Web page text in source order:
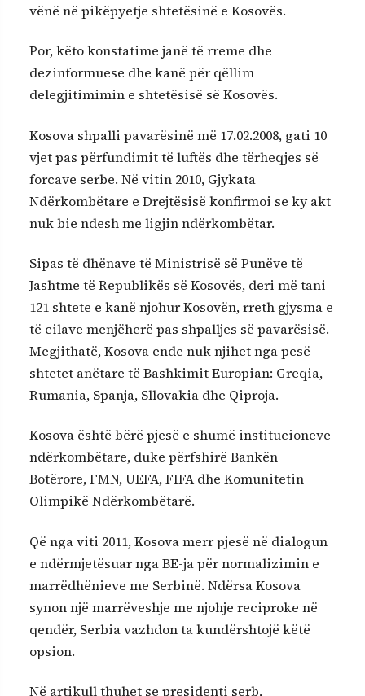
vënë në pikëpyetje shtetësinë e Kosovës.
Por, këto konstatime janë të rreme dhe
dezinformuese dhe kanë për qëllim
delegjitimimin e shtetësisë së Kosovës.
Kosova shpalli pavarësinë më 17.02.2008, gati 10
vjet pas përfundimit të luftës dhe tërheqjes së
forcave serbe. Në vitin 2010, Gjykata
Ndërkombëtare e Drejtësisë konfirmoi se ky akt
nuk bie ndesh me ligjin ndërkombëtar.
Sipas të dhënave të Ministrisë së Punëve të
Jashtme të Republikës së Kosovës, deri më tani
121 shtete e kanë njohur Kosovën, rreth gjysma e
të cilave menjëherë pas shpalljes së pavarësisë.
Megjithatë, Kosova ende nuk njihet nga pesë
shtetet anëtare të Bashkimit Europian: Greqia,
Rumania, Spanja, Sllovakia dhe Qiproja.
Kosova është bërë pjesë e shumë institucioneve
ndërkombëtare, duke përfshirë Bankën
Botërore, FMN, UEFA, FIFA dhe Komunitetin
Olimpikë Ndërkombëtarë.
Që nga viti 2011, Kosova merr pjesë në dialogun
e ndërmjetësuar nga BE-ja për normalizimin e
marrëdhënieve me Serbinë. Ndërsa Kosova
synon një marrëveshje me njohje reciproke në
qendër, Serbia vazhdon ta kundërshtojë këtë
opsion.
Në artikull thuhet se presidenti serb,